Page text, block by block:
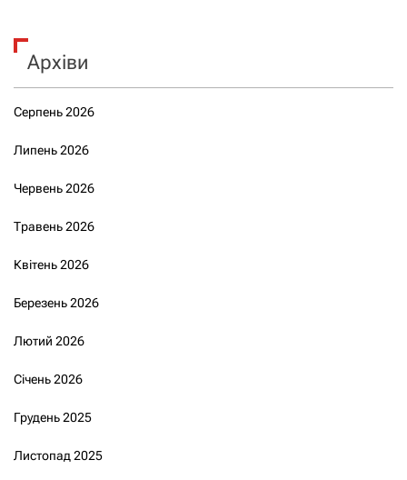
Архіви
Серпень 2026
Липень 2026
Червень 2026
Травень 2026
Квітень 2026
Березень 2026
Лютий 2026
Січень 2026
Грудень 2025
Листопад 2025